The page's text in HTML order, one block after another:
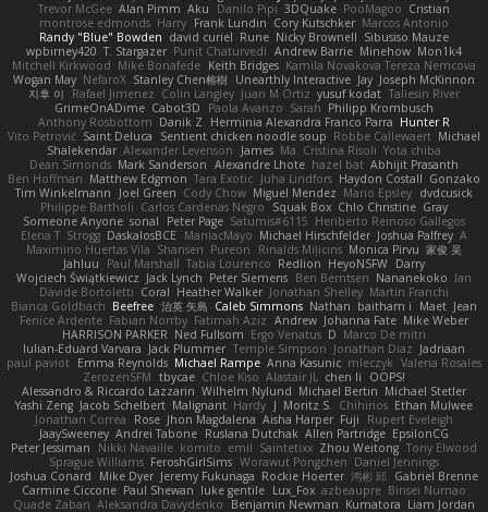
Trevor McGee Alan Pimm Aku Danilo Pipi 3DQuake PooMagoo Cristian
montrose edmonds Harry Frank Lundin Cory Kutschker Marcos Antonio
Randy "Blue" Bowden david curiel Rune Nicky Brownell Sibusiso Mauze
wpbirney420 T. Stargazer Punit Chaturvedi Andrew Barrie Minehow Mon1k4
Mitchell Kirkwood Mike Bonafede Keith Bridges Kamila Novakova Tereza Nemcova
Wogan May NefaroX Stanley Chen榕樹 Unearthly Interactive Jay Joseph McKinnon
지후 이
Rafael Jimenez Colin Langley Juan M Ortiz yusuf kodat Taliesin River
GrimeOnADime Cabot3D Paola Avanzo Sarah Philipp Krombusch
Anthony Rosbottom Danik Z Herminia Alexandra Franco Parra Hunter R
Vito Petrović Saint Deluca Sentient chicken noodle soup Robbe Callewaert Michael
Shalekendar Alexander Levenson James Ma. Cristina Risoli Yota chiba
Dean Simonds Mark Sanderson Alexandre Lhote hazel bat Abhijit Prasanth
Ben Hoffman Matthew Edgmon Tara Exotic Juha Lindfors Haydon Costall Gonzako
Tim Winkelmann
Joel Green Cody Chow Miguel Mendez Mario Epsley dvdcusick
Philippe Bartholi Carlos Cardenas Negro Squak Box Chlo Christine Gray
Someone Anyone sonal Peter Page Saturnis#6115 Heriberto Reinoso Gallegos
Elena T Strogg DaskalosBCE ManiacMayo Michael Hirschfelder Joshua Palfrey A
Maximino Huertas Vila Shansen Pureon Rinalds Miļicins Monica Pirvu 家俊 吴
Jahluu
Paul Marshall Tabia Lourenco Redlion HeyoNSFW Darry
Wojciech Świątkiewicz Jack Lynch Peter Siemens Ben Berntsen Nananekoko Ian
Davide Bortoletti Coral Heather Walker Jonathan Shelley Martín Franchi
Bianca Goldbach Beefree 治英 矢島 Caleb Simmons Nathan baitham i Maet Jean
Fenice Ardente Fabian Norrby Fatimah Aziz Andrew Johanna Fate Mike Weber
HARRISON PARKER Ned Fullsom Ergo Venatus D Marco De mitri
Iulian-Eduard Varvara Jack Plummer Temple Simpson Jonathan Diaz Jadriaan
paul paviot Emma Reynolds Michael Rampe Anna Kasunic mleczyk Valeria Rosales
ZerozenSFM tbycae Chloe Kiso Alastair JL chen li
OOPS!
Alessandro & Riccardo Lazzarin Wilhelm Nylund Michael Bertin Michael Stetler
Yashi Zeng Jacob Schelbert Malignant Hardy J Moritz S. Chihirios Ethan Mulwee
Jonathan Correa
Rose Jhon Magdalena Aisha Harper Fuji
Rupert Eveleigh
JaaySweeney Andrei Tabone Ruslana Dutchak Allen Partridge EpsilonCG
Peter Jessiman
Nikki Navaille komito emil Saintetixx Zhou Weitong Tony Elwood
Sprague Williams FeroshGirlSims Worawut Pongchen Daniel Jennings
Joshua Conard
Mike Dyer Jeremy Fukunaga Rockie Hoerter 鸿彬 邱 Gabriel Brenne
Carmine Ciccone Paul Shewan luke gentile Lux_Fox azbeaupre Binsei Numao
Quade Zaban Aleksandra Davydenko Benjamin Newman Kumatora Liam Jordan